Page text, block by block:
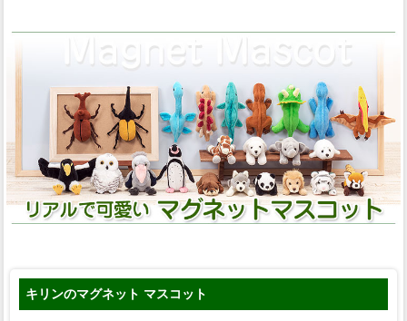
キリンのマグネット マスコット